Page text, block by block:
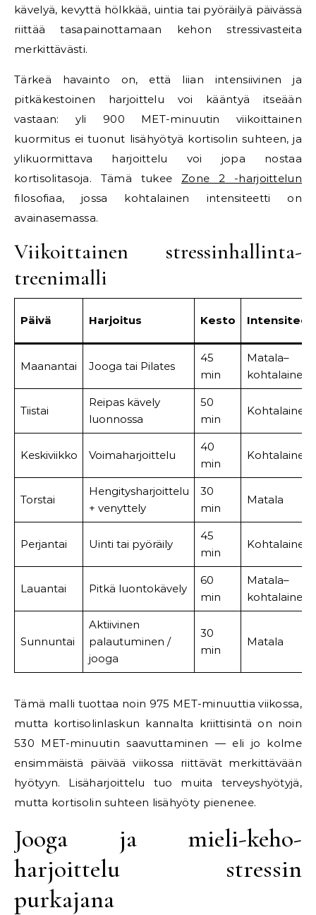
kävelyä, kevyttä hölkkää, uintia tai pyöräilyä päivässä
riittää tasapainottamaan kehon stressivasteita
merkittävästi.
Tärkeä havainto on, että liian intensiivinen ja
pitkäkestoinen harjoittelu voi kääntyä itseään
vastaan: yli 900 MET-minuutin viikoittainen
kuormitus ei tuonut lisähyötyä kortisolin suhteen, ja
ylikuormittava harjoittelu voi jopa nostaa
kortisolitasoja. Tämä tukee Zone 2 -harjoittelun
filosofiaa, jossa kohtalainen intensiteetti on
avainasemassa.
Viikoittainen stressinhallinta-
treenimalli
Päivä Harjoitus Kesto
Maanantai Jooga tai Pilates
45
min
Matala–
kohtalainen
Tiistai
Reipas kävely
luonnossa
50
min
Kohtalainen
Keskiviikko Voimaharjoittelu
40
min
Kohtalainen
Torstai
Hengitysharjoittelu
+ venyttely
30
min
Matala
Perjantai Uinti tai pyöräily
45
min
Kohtalainen
Lauantai Pitkä luontokävely
60
min
Matala–
kohtalainen
Sunnuntai
Aktiivinen
palautuminen /
jooga
30
min
Matala
Tämä malli tuottaa noin 975 MET-minuuttia viikossa,
mutta kortisolinlaskun kannalta kriittisintä on noin
530 MET-minuutin saavuttaminen — eli jo kolme
ensimmäistä päivää viikossa riittävät merkittävään
hyötyyn. Lisäharjoittelu tuo muita terveyshyötyjä,
mutta kortisolin suhteen lisähyöty pienenee.
Jooga ja mieli-keho-
harjoittelu stressin
purkajana